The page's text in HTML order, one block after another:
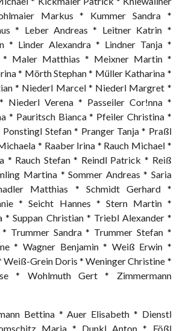
Markus * Kummer Sandra *
* Leber Andreas * Leitner Katrin *
* Linder Alexandra * Lindner Tanja *
* Maler Matthias * Meixner Martin *
* Mörth Stephan * Müller Katharina *
* Niederl Marcel * Niederl Margret *
Niederl Verena * Passeiler Cor!nna *
* Pauritsch Bianca * Pfeiler Christina *
Stefan * Pranger Tanja * Praßl
* Raaber Irina * Rauch Michael *
* Rauch Stefan * Reindl Patrick * Reiß
Martina * Sommer Andreas * Saria
Matthias * Schmidt Gerhard *
* Seicht Hannes * Stern Martin *
* Suppan Christian * Triebl Alexander *
Trummer Sandra * Trummer Stefan *
* Wagner Benjamin * Weiß Erwin *
Weiß-Grein Doris * Weninger Christine *
* Wohlmuth Gert * Zimmermann
Bettina * Auer Elisabeth * Dienstl
Maria * Dunkl Anton * Fößl